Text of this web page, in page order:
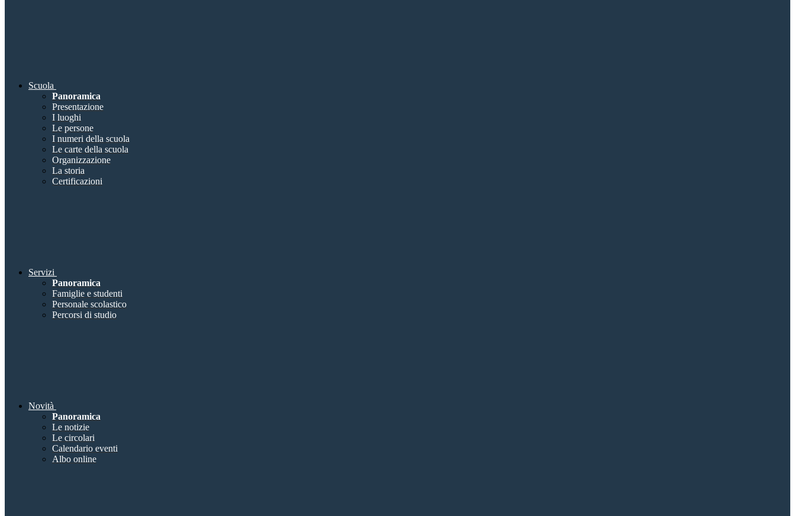
Scuola
Panoramica
Presentazione
I luoghi
Le persone
I numeri della scuola
Le carte della scuola
Organizzazione
La storia
Certificazioni
Servizi
Panoramica
Famiglie e studenti
Personale scolastico
Percorsi di studio
Novità
Panoramica
Le notizie
Le circolari
Calendario eventi
Albo online